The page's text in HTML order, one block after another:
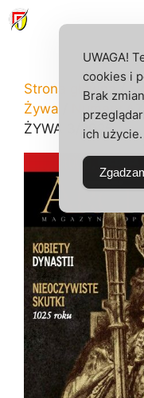
Przejdź
do
Strona główna/
Żywa
Numery AŻ
ŻYWA 3/2025
UWAGA!
cookies i
Brak
ich użycie.